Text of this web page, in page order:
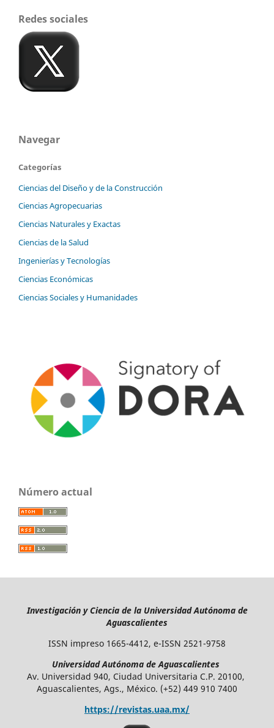
Redes sociales
Navegar
Categorías
Ciencias del Diseño y de la Construcción
Ciencias Agropecuarias
Ciencias Naturales y Exactas
Ciencias de la Salud
Ingenierías y Tecnologías
Ciencias Económicas
Ciencias Sociales y Humanidades
Número actual
Investigación y Ciencia de la Universidad Autónoma de
Aguascalientes
ISSN impreso 1665-4412, e-ISSN 2521-9758
Universidad Autónoma de Aguascalientes
Av. Universidad 940, Ciudad Universitaria C.P. 20100,
Aguascalientes, Ags., México. (+52) 449 910 7400
https://revistas.uaa.mx/